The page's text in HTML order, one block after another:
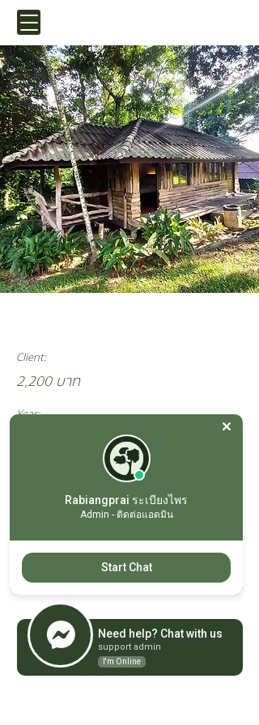
Client:
2,200 บาท
Year:
บ้านคู่ระเบียงแยก ซ้าย-ขวา (ห้องละ 2 ท่าน)
Previous Next
ที่อยู่
รีสอร์ทระเบียงไพร แวลลีย์
22/2 ม.12 ต.เขาพระ อ.เมือง
จ.นครนายก ประเทศไทย 26000
Rabiangprai ระเบียงไพร
Admin - ติดต่อแอดมิน
Start Chat
Need help? Chat with us
support admin
I'm Online